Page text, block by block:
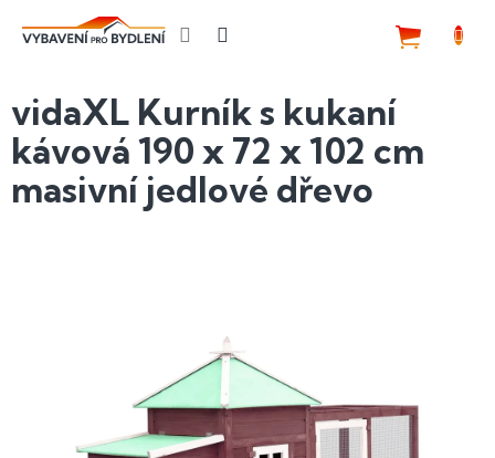
vidaXL Kurník s kukaní
kávová 190 x 72 x 102 cm
masivní jedlové dřevo